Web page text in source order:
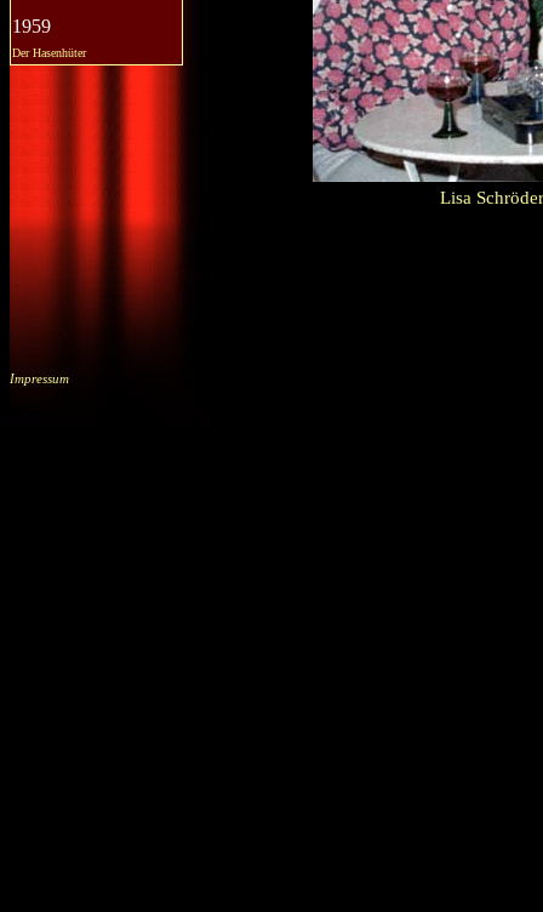
1959
Der Hasenhüter
Lisa
Impressum